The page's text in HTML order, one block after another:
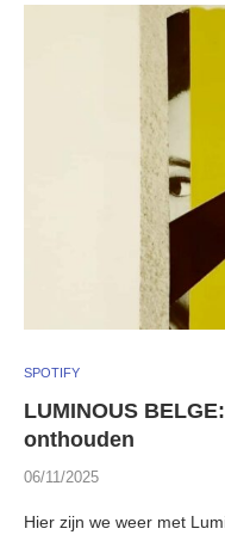
SPOTIFY
LUMINOUS
onthouden
06/11/2025
Hier zijn we weer met